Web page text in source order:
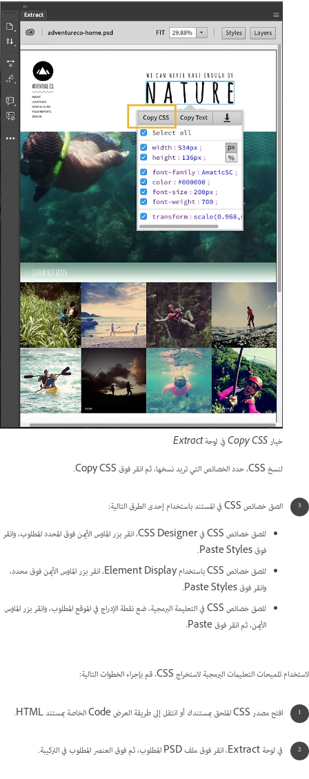
خيار Copy CSS في لوحة Extract
لنسخ CSS، حدد الخصائص التي تريد نسخها، ثم انقر فوق Copy CSS.
الصق خصائص CSS في المستند باستخدام إحدى الطرق التالية:
للصق خصائص CSS في CSS Designer، انقر بزر الماوس الأيمن فوق المحدد المطلوب، وانقر
فوق Paste Styles.
للصق خصائص CSS باستخدام Element Display، انقر بزر الماوس الأيمن فوق محدد،
وانقر فوق Paste Styles.
للصق خصائص CSS في التعليمة البرمجية، ضع نقطة الإدراج في الموقع المطلوب، وانقر بزر الماوس
الأيمن، ثم انقر فوق Paste.
لاستخدام تلميحات التعليمات البرمجية لاستخراج CSS، قم بإجراء الخطوات التالية:
افتح مصدر CSS الملحق بمستندك أو انتقل إلى طريقة العرض Code الخاصة بمستند HTML.
في لوحة Extract، انقر فوق ملف PSD المطلوب، ثم فوق العنصر المطلوب في التركيبة.